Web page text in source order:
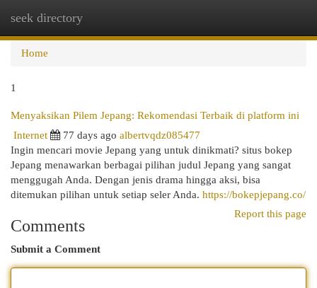
seek directory
Home
1
Menyaksikan Pilem Jepang: Rekomendasi Terbaik di platform ini
Internet
77 days ago albertvqdz085477
Ingin mencari movie Jepang yang untuk dinikmati? situs bokep
Jepang menawarkan berbagai pilihan judul Jepang yang sangat
menggugah Anda. Dengan jenis drama hingga aksi, bisa
ditemukan pilihan untuk setiap seler Anda. https://bokepjepang.co/
Report this page
Comments
Submit a Comment